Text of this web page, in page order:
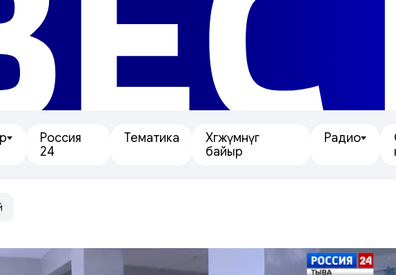
Россия
24
Тематика
Хөгжүмнүг
байыр
Радио